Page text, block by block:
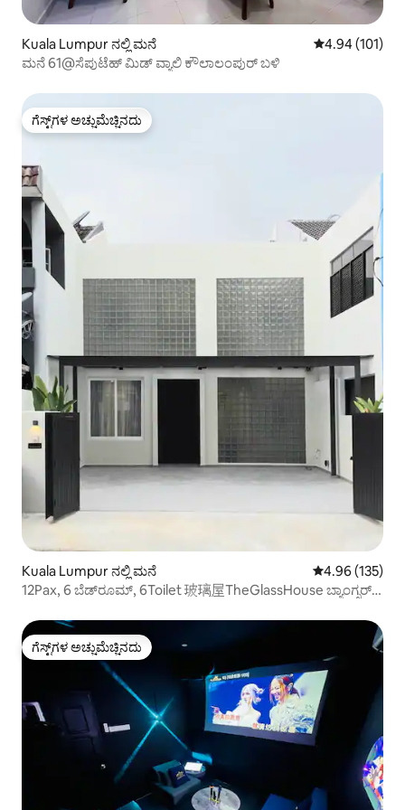
Kuala Lumpur ನಲ್ಲಿ ಮನೆ 5 ರಲ್ಲಿ 4.94
4.94 (101)
ಮನೆ 61@ಸೆಪುಟೆಹ್ ಮಿಡ್ ವ್ಯಾಲಿ ಕೌಲಾಲಂಪುರ್ ಬಳಿ
ಗೆಸ್ಟ್‌ಗಳ ಅಚ್ಚುಮೆಚ್ಚಿನದು
ಗೆಸ್ಟ್‌ಗಳ ಅಚ್ಚುಮೆಚ್ಚಿನದು
Kuala Lumpur ನಲ್ಲಿ ಮನೆ 5 ರಲ್ಲಿ 4.96
4.96 (135)
12Pax, 6 ಬೆಡ್‌ರೂಮ್, 6Toilet 玻璃屋TheGlassHouse ಬ್ಯಾಂಗ್ಸರ್
ಗೆಸ್ಟ್‌ಗಳ ಅಚ್ಚುಮೆಚ್ಚಿನದು
ಗೆಸ್ಟ್‌ಗಳ ಅಚ್ಚುಮೆಚ್ಚಿನದು